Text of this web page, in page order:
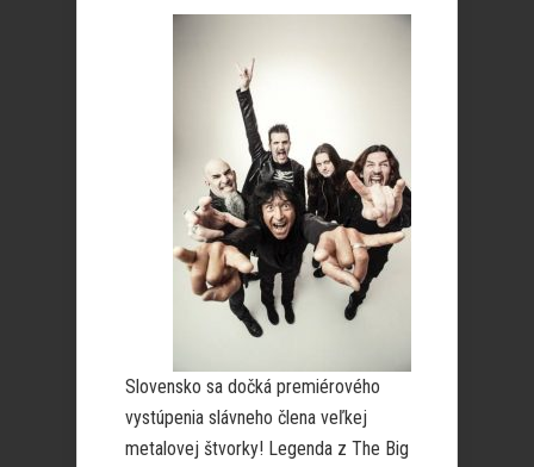
Slovensko sa dočká premiérového
vystúpenia slávneho člena veľkej
metalovej štvorky! Legenda z The Big